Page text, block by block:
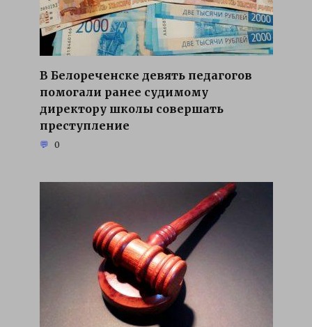
В Белореченске девять педагогов
помогали ранее судимому
директору школы совершать
преступление
0